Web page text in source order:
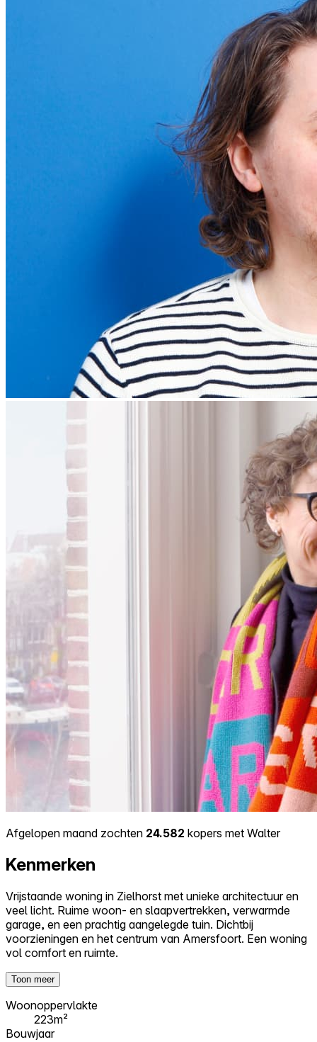
Afgelopen maand zochten 24.582 kopers met Walter
Kenmerken
Vrijstaande woning in Zielhorst met unieke architectuur en
veel licht. Ruime woon- en slaapvertrekken, verwarmde
garage, en een prachtig aangelegde tuin. Dichtbij
voorzieningen en het centrum van Amersfoort. Een woning
vol comfort en ruimte.
Toon meer
Woonoppervlakte
223m²
Bouwjaar